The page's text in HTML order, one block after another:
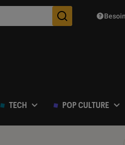
Des
TECH POP CULTURE